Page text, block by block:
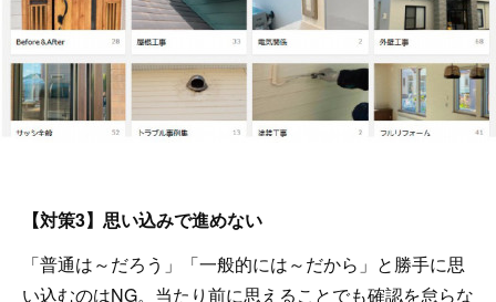
【対策3】思い込みで進めない
「普通は～だろう」「一般的には～だから」と勝手に思
い込むのはNG。当たり前に思えることでも確認を怠らな